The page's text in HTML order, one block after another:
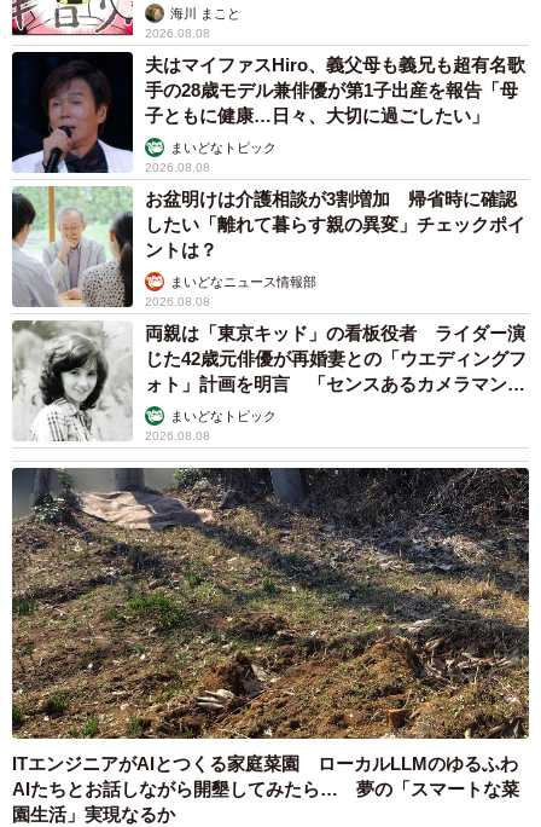
海川 まこと
2026.08.08
夫はマイファスHiro、義父母も義兄も超有名歌
手の28歳モデル兼俳優が第1子出産を報告「母
子ともに健康…日々、大切に過ごしたい」
まいどなトピック
2026.08.08
お盆明けは介護相談が3割増加 帰省時に確認
したい「離れて暮らす親の異変」チェックポイ
ントは？
まいどなニュース情報部
2026.08.08
両親は「東京キッド」の看板役者 ライダー演
じた42歳元俳優が再婚妻との「ウエディングフ
ォト」計画を明言 「センスあるカメラマン求
む」まいどなトピック
2026.08.08
ITエンジニアがAIとつくる家庭菜園 ローカルLLMのゆるふわ
AIたちとお話しながら開墾してみたら… 夢の「スマートな菜
園生活」実現なるか